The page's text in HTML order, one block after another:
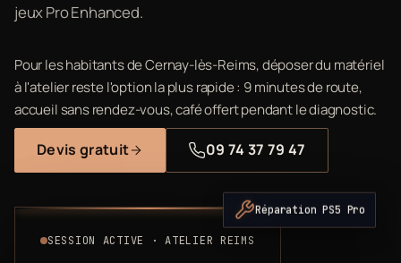
jeux Pro Enhanced.
Pour les habitants de Cernay-lès-Reims, déposer du matériel
à l'atelier reste l'option la plus rapide : 9 minutes de route,
accueil sans rendez-vous, café offert pendant le diagnostic.
Devis gratuit 09 74 37 79 47
SESSION ACTIVE · ATELIER REIMS
Réparation PS5 Pro